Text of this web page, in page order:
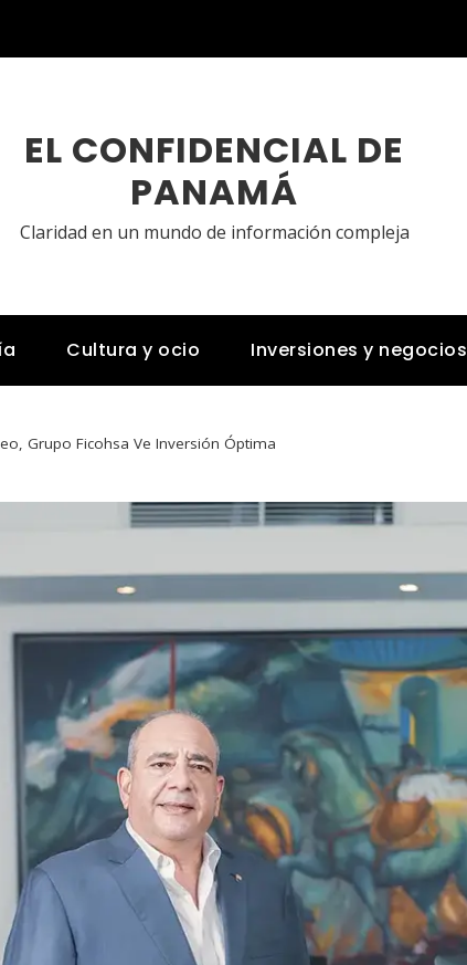
EL CONFIDENCIAL DE
PANAMÁ
Claridad en un mundo de información compleja
Cultura y ocio Inversiones y negocios
Grupo Ficohsa Ve Inversión Óptima